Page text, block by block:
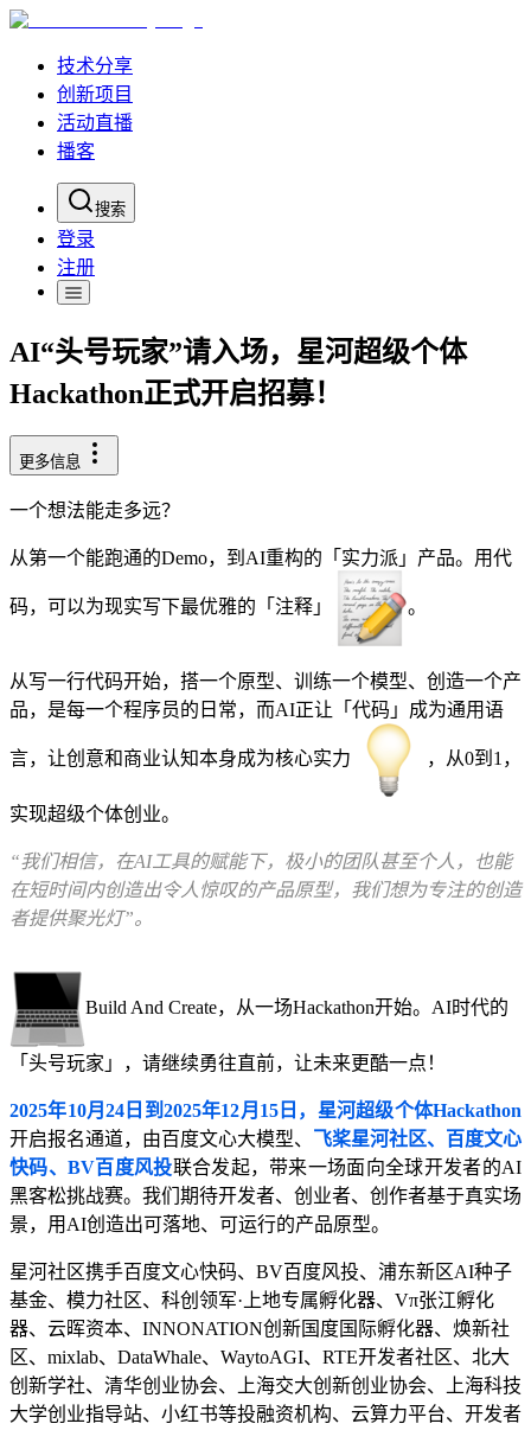
技术分享
创新项目
活动直播
播客
搜索
登录
注册
AI“头号玩家”请入场，星河超级个体
Hackathon正式开启招募！
更多信息
一个想法能走多远？
从第一个能跑通的Demo，到AI重构的「实力派」产品。用代
码，可以为现实写下最优雅的「注释」 。
从写一行代码开始，搭一个原型、训练一个模型、创造一个产
品，是每一个程序员的日常，而AI正让「代码」成为通用语
言，让创意和商业认知本身成为核心实力 ，从0到1，
实现超级个体创业。
“我们相信，在AI工具的赋能下，极小的团队甚至个人，也能
在短时间内创造出令人惊叹的产品原型，我们想为专注的创造
者提供聚光灯”。
Build And Create，从一场Hackathon开始。AI时代的
「头号玩家」，请继续勇往直前，让未来更酷一点！
2025年10月24日到2025年12月15日，星河超级个体Hackathon
开启报名通道，由百度文心大模型、 飞桨星河社区、百度文心
快码、BV百度风投联合发起，带来一场面向全球开发者的AI
黑客松挑战赛。我们期待开发者、创业者、创作者基于真实场
景，用AI创造出可落地、可运行的产品原型。
星河社区携手百度文心快码、BV百度风投、浦东新区AI种子
基金、模力社区、科创领军·上地专属孵化器、Vπ张江孵化
器、云晖资本、INNONATION创新国度国际孵化器、焕新社
区、mixlab、DataWhale、WaytoAGI、RTE开发者社区、北大
创新学社、清华创业协会、上海交大创新创业协会、上海科技
大学创业指导站、小红书等投融资机构、云算力平台、开发者